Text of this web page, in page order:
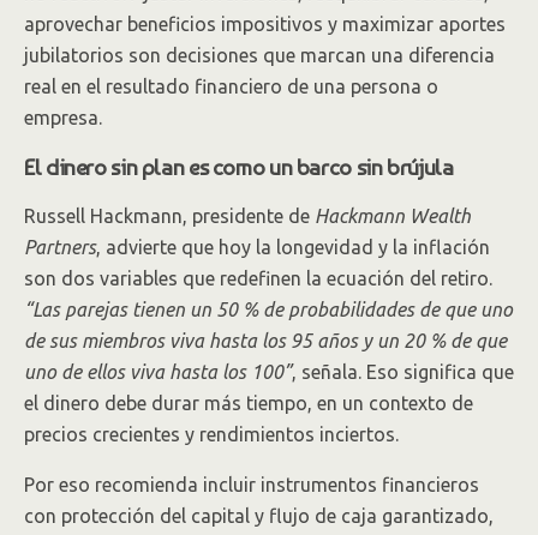
aprovechar beneficios impositivos y maximizar aportes
jubilatorios son decisiones que marcan una diferencia
real en el resultado financiero de una persona o
empresa.
El dinero sin plan es como un barco sin brújula
Russell Hackmann, presidente de Hackmann Wealth
Partners, advierte que hoy la longevidad y la inflación
son dos variables que redefinen la ecuación del retiro.
“Las parejas tienen un 50 % de probabilidades de que uno
de sus miembros viva hasta los 95 años y un 20 % de que
uno de ellos viva hasta los 100”, señala. Eso significa que
el dinero debe durar más tiempo, en un contexto de
precios crecientes y rendimientos inciertos.
Por eso recomienda incluir instrumentos financieros
con protección del capital y flujo de caja garantizado,